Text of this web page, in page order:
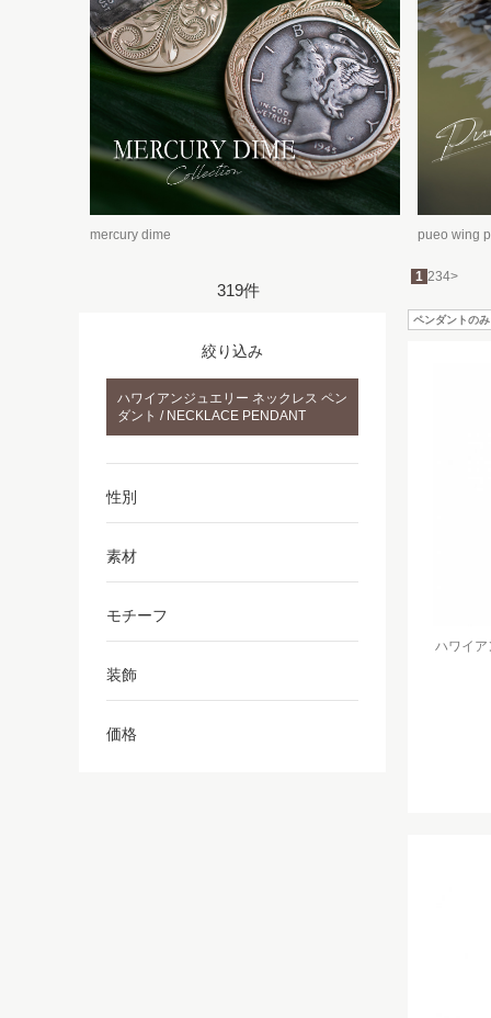
mercury dime pueo wing
1 234>
ペンダントのみ
ハワイア
319件
絞り込み
ハワイアンジュエリー ネックレス ペン
ダント / NECKLACE PENDANT
性別
素材
モチーフ
装飾
価格